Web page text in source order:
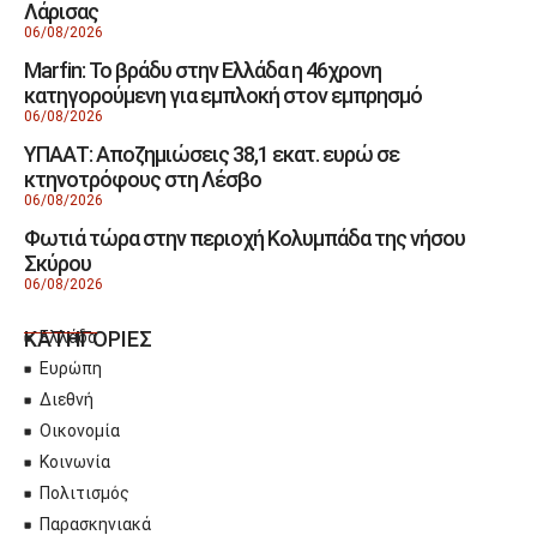
Λάρισας
06/08/2026
Marfin: Το βράδυ στην Ελλάδα η 46χρονη
κατηγορούμενη για εμπλοκή στον εμπρησμό
06/08/2026
ΥΠΑΑΤ: Αποζημιώσεις 38,1 εκατ. ευρώ σε
κτηνοτρόφους στη Λέσβο
06/08/2026
Φωτιά τώρα στην περιοχή Κολυμπάδα της νήσου
Σκύρου
06/08/2026
ΚΑΤΗΓΟΡΙΕΣ
Ελλάδα
Ευρώπη
Διεθνή
Οικονομία
Κοινωνία
Πολιτισμός
Παρασκηνιακά